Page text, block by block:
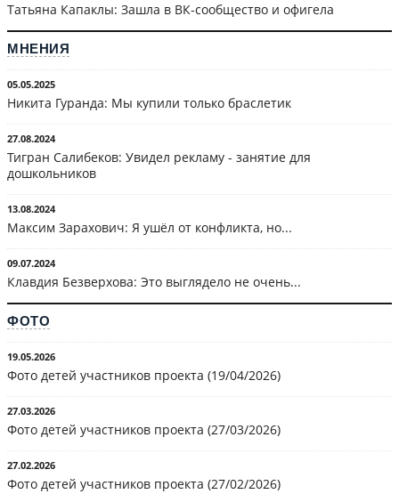
Татьяна Капаклы: Зашла в ВК-сообщество и офигела
МНЕНИЯ
05.05.2025
Никита Гуранда: Мы купили только браслетик
27.08.2024
Тигран Салибеков: Увидел рекламу - занятие для
дошкольников
13.08.2024
Максим Зарахович: Я ушёл от конфликта, но...
09.07.2024
Клавдия Безверхова: Это выглядело не очень...
ФОТО
19.05.2026
Фото детей участников проекта (19/04/2026)
27.03.2026
Фото детей участников проекта (27/03/2026)
27.02.2026
Фото детей участников проекта (27/02/2026)